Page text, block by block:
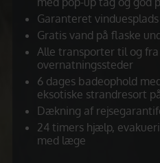
Garanteret vinduesplads
Gratis vand på flaske
Alle transporter til og
overnatningssteder
6 dages badeophold
eksotiske strandresort
Dækning af
24 timers hjælp,
med læge